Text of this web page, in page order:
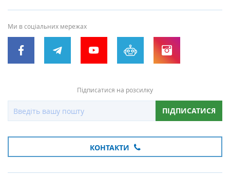
Ми в соціальних мережах
Підписатися на розсилку
ПІДПИСАТИСЯ
КОНТАКТИ